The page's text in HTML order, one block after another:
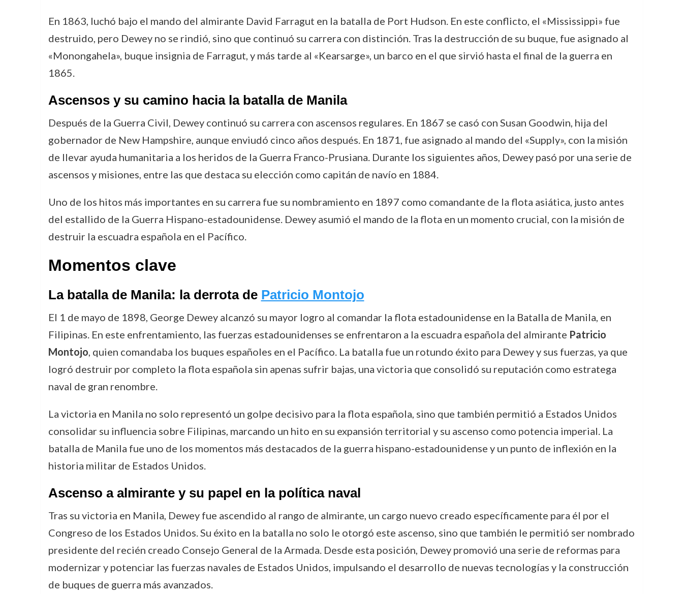
En 1863, luchó bajo el mando del almirante David Farragut en la batalla de Port Hudson. En este conflicto, el «Mississippi» fue
destruido, pero Dewey no se rindió, sino que continuó su carrera con distinción. Tras la destrucción de su buque, fue asignado al
«Monongahela», buque insignia de Farragut, y más tarde al «Kearsarge», un barco en el que sirvió hasta el final de la guerra en
1865.
Ascensos y su camino hacia la batalla de Manila
Después de la Guerra Civil, Dewey continuó su carrera con ascensos regulares. En 1867 se casó con Susan Goodwin, hija del
gobernador de New Hampshire, aunque enviudó cinco años después. En 1871, fue asignado al mando del «Supply», con la misión
de llevar ayuda humanitaria a los heridos de la Guerra Franco-Prusiana. Durante los siguientes años, Dewey pasó por una serie de
ascensos y misiones, entre las que destaca su elección como capitán de navío en 1884.
Uno de los hitos más importantes en su carrera fue su nombramiento en 1897 como comandante de la flota asiática, justo antes
del estallido de la Guerra Hispano-estadounidense. Dewey asumió el mando de la flota en un momento crucial, con la misión de
destruir la escuadra española en el Pacífico.
Momentos clave
La batalla de Manila: la derrota de Patricio Montojo
El 1 de mayo de 1898, George Dewey alcanzó su mayor logro al comandar la flota estadounidense en la Batalla de Manila, en
Filipinas. En este enfrentamiento, las fuerzas estadounidenses se enfrentaron a la escuadra española del almirante Patricio
Montojo, quien comandaba los buques españoles en el Pacífico. La batalla fue un rotundo éxito para Dewey y sus fuerzas, ya que
logró destruir por completo la flota española sin apenas sufrir bajas, una victoria que consolidó su reputación como estratega
naval de gran renombre.
La victoria en Manila no solo representó un golpe decisivo para la flota española, sino que también permitió a Estados Unidos
consolidar su influencia sobre Filipinas, marcando un hito en su expansión territorial y su ascenso como potencia imperial. La
batalla de Manila fue uno de los momentos más destacados de la guerra hispano-estadounidense y un punto de inflexión en la
historia militar de Estados Unidos.
Ascenso a almirante y su papel en la política naval
Tras su victoria en Manila, Dewey fue ascendido al rango de almirante, un cargo nuevo creado específicamente para él por el
Congreso de los Estados Unidos. Su éxito en la batalla no solo le otorgó este ascenso, sino que también le permitió ser nombrado
presidente del recién creado Consejo General de la Armada. Desde esta posición, Dewey promovió una serie de reformas para
modernizar y potenciar las fuerzas navales de Estados Unidos, impulsando el desarrollo de nuevas tecnologías y la construcción
de buques de guerra más avanzados.